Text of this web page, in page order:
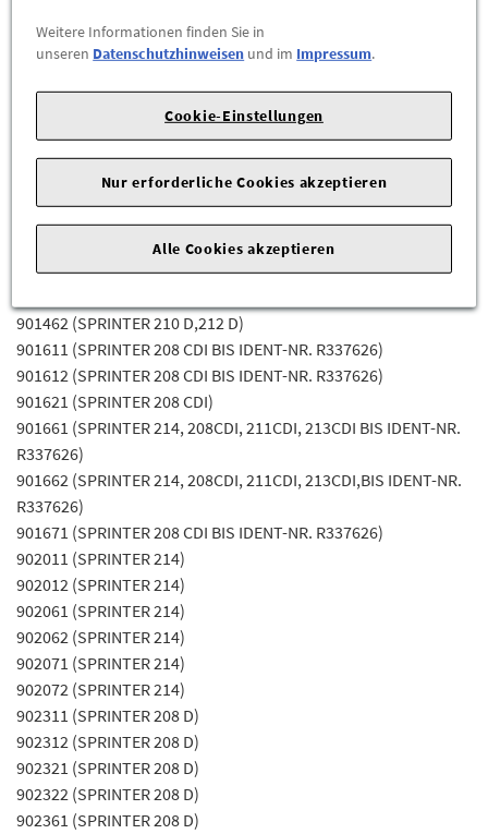
246706)
901061 (SPRINTER 214)
901062 (SPRINTER 214)
901311 (SPRINTER 208 D)
901312 (SPRINTER 208 D)
901321 (SPRINTER 208 D)
901361 (SPRINTER 208 D)
901362 (SPRINTER 208 D)
901371 (SPRINTER 208 D)
901421 (SPRINTER 210 D,212 D)
901462 (SPRINTER 210 D,212 D)
901611 (SPRINTER 208 CDI BIS IDENT-NR. R337626)
901612 (SPRINTER 208 CDI BIS IDENT-NR. R337626)
901621 (SPRINTER 208 CDI)
901661 (SPRINTER 214, 208CDI, 211CDI, 213CDI BIS IDENT-NR.
R337626)
901662 (SPRINTER 214, 208CDI, 211CDI, 213CDI,BIS IDENT-NR.
R337626)
901671 (SPRINTER 208 CDI BIS IDENT-NR. R337626)
902011 (SPRINTER 214)
902012 (SPRINTER 214)
902061 (SPRINTER 214)
902062 (SPRINTER 214)
902071 (SPRINTER 214)
902072 (SPRINTER 214)
902311 (SPRINTER 208 D)
902312 (SPRINTER 208 D)
902321 (SPRINTER 208 D)
902322 (SPRINTER 208 D)
902361 (SPRINTER 208 D)
Weitere Informationen finden Sie in
unseren Datenschutzhinweisen und im Impressum.
Cookie-Einstellungen
Nur erforderliche Cookies akzeptieren
Alle Cookies akzeptieren